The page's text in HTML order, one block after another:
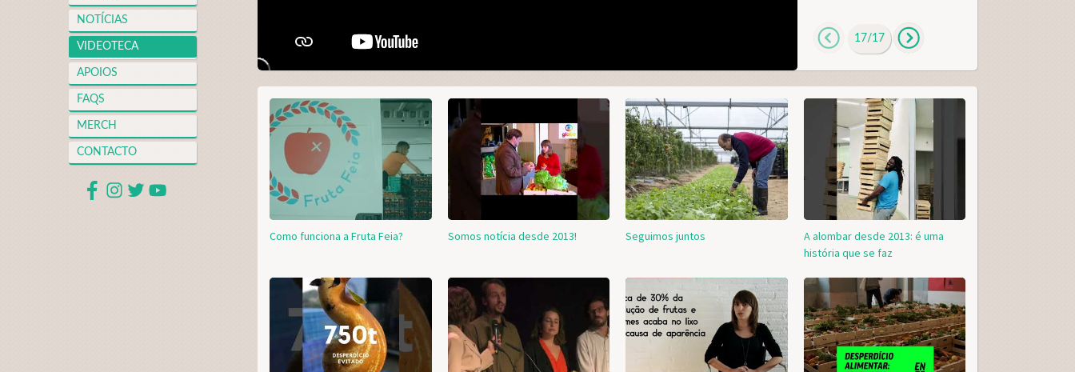
Esqueci a palavra-passe
Inscreva-se como consumidor!!
NOTÍCIAS
VIDEOTECA
APOIOS
FAQS
MERCH
CONTACTO
17/17
Como funciona a Fruta Feia? Somos notícia desde 2013! Seguimos juntos
A alombar desde 2013: é uma
história que se faz